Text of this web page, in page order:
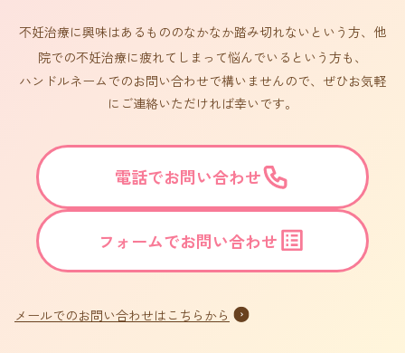
不妊治療に興味はあるもののなかなか踏み切れないという方、他
院での不妊治療に疲れてしまって悩んでいるという方も、
ハンドルネームでのお問い合わせで構いませんので、ぜひお気軽
にご連絡いただければ幸いです。
電話でお問い合わせ
フォームでお問い合わせ
メールでのお問い合わせはこちらから